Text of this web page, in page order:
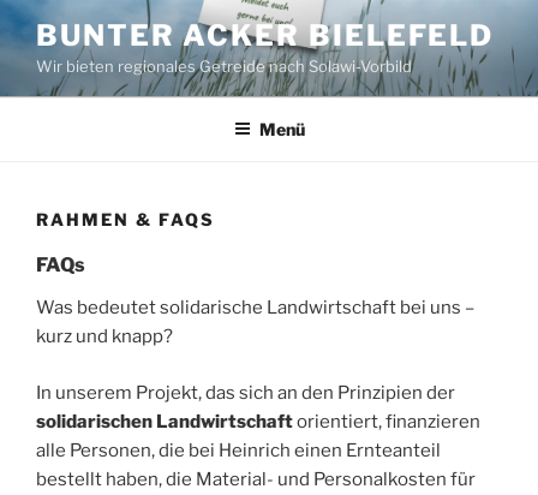
Zum
Inhalt
springen
BUNTER ACKER BIELEFELD
Wir bieten regionales Getreide nach Solawi-Vorbild
Menü
RAHMEN & FAQS
FAQs
Was bedeutet solidarische Landwirtschaft bei uns –
kurz und knapp?
In unserem Projekt, das sich an den Prinzipien der
solidarischen Landwirtschaftorientiert, finanzieren
alle Personen, die bei Heinrich einen Ernteanteil
bestellt haben, die Material- und Personalkosten für